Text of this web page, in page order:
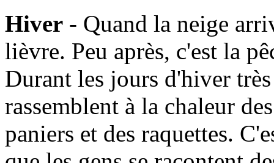
Hiver - Quand la neige
lièvre. Peu après, c'est la
Durant les jours d'hiver
rassemblent à la chaleur
paniers et des raquettes.